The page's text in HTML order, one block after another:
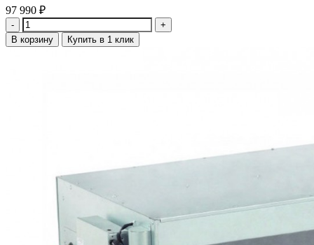
97 990 ₽
Количество
В корзину Купить в 1 клик